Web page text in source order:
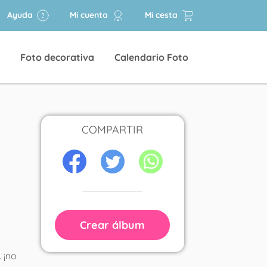
Ayuda Mi cuenta Mi cesta
Foto decorativa Calendario Foto
COMPARTIR
Crear álbum